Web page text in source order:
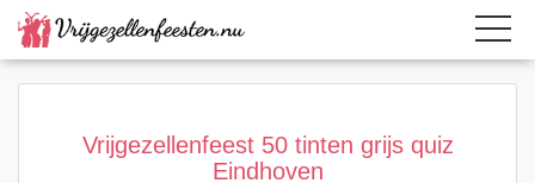
Home Category Page active
Vrijgezellenfeest 50 tinten grijs quiz
Eindhoven